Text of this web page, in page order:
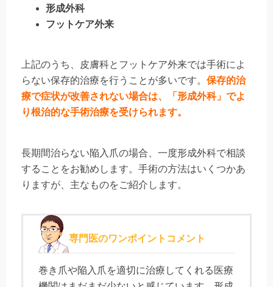
形成外科
フットケア外来
上記のうち、皮膚科とフットケア外来では手術によ
らない保存的治療を行うことが多いです。 保存的治
療で症状が改善されない場合は、「形成外科」でよ
り根治的な手術治療を受けられます。
長期間治らない陥入爪の場合、一度形成外科で相談
することをお勧めします。 手術の方法はいくつかあ
りますが、主なものをご紹介します。
専門医のワンポイントコメント
巻き爪や陥入爪を適切に治療してくれる医療